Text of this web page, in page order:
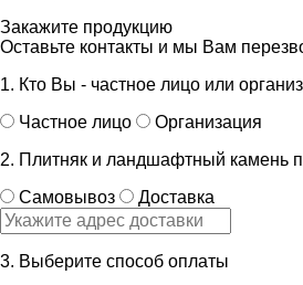
Закажите продукцию
Оставьте контакты и мы Вам
1. Кто Вы - частное лицо или
Частное лицо
Организация
2. Плитняк и ландшафтный камень
Самовывоз
Доставка
3. Выберите способ оплаты